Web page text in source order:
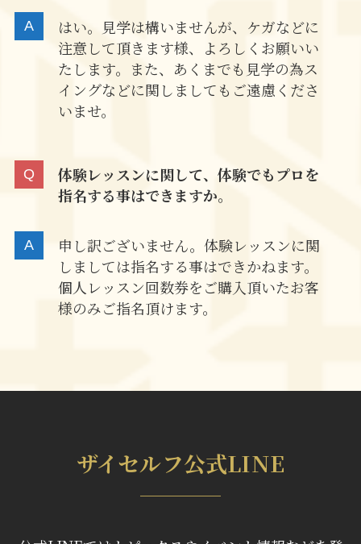
はい。見学は構いませんが、ケガなどに
注意して頂きます様、よろしくお願いい
たします。また、あくまでも見学の為ス
イングなどに関しましてもご遠慮くださ
いませ。
体験レッスンに関して、体験でもプロを
指名する事はできますか。
申し訳ございません。体験レッスンに関
しましては指名する事はできかねます。
個人レッスン回数券をご購入頂いたお客
様のみご指名頂けます。
ザイセルフ公式LINE